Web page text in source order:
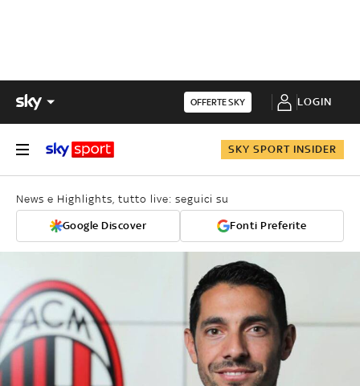
OFFERTE SKY LOGIN
SKY SPORT INSIDER
News e Highlights, tutto live: seguici su
Google Discover Fonti Preferite